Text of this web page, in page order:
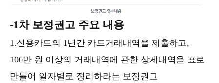
-1차 보정권고 주요 내용
1.신용카드의 1년간 카드거래내역을 제출하고,
100만 원 이상의 거래내역에 관한 상세내역을 표로
만들어 일자별로 정리하라는 보정권고